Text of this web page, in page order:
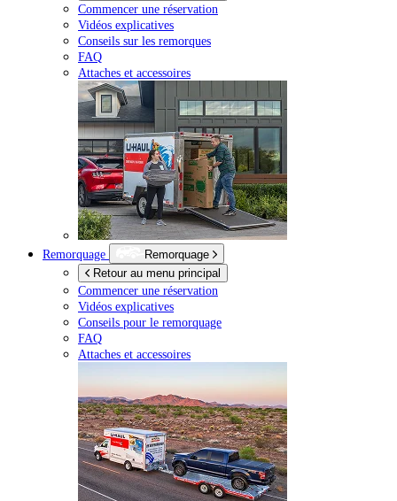
Commencer une réservation
Vidéos explicatives
Conseils sur les remorques
FAQ
Attaches et accessoires
Remorquage
Remorquage
Retour au menu principal
Commencer une réservation
Vidéos explicatives
Conseils pour le remorquage
FAQ
Attaches et accessoires